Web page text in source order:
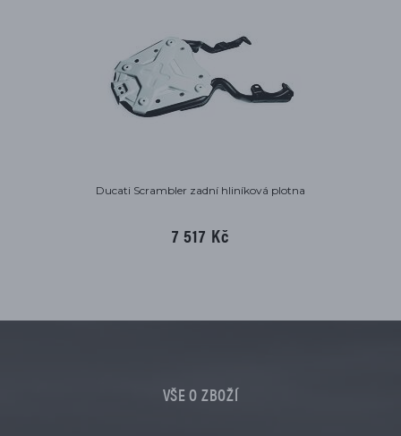
Ducati Scrambler zadní hliníková plotna
7 517 Kč
VŠE O ZBOŽÍ